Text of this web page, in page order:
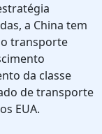
a China tem
transporte
da classe
de transporte
EUA.